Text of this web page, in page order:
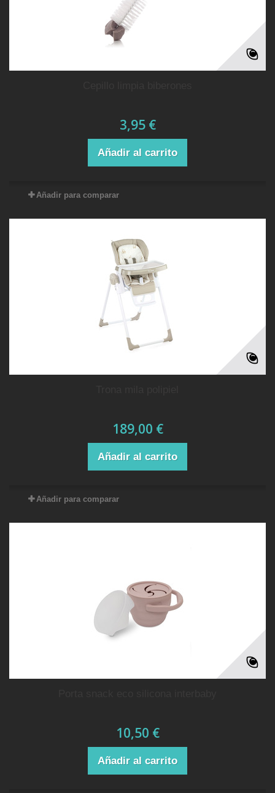
3,95 €
Añadir al carrito
Añadir para comparar
189,00 €
Añadir al carrito
Añadir para comparar
10,50 €
Añadir al carrito